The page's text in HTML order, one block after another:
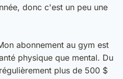
donc c'est un peu une
abonnement au gym est
physique que mental. Du
plus de 500 $